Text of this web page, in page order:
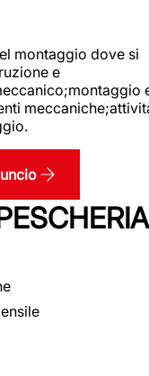
montaggio dove si
e